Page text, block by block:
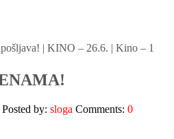
| KINO – 26.6.| Kino – 19.,
Posted by: sloga Comments: 0